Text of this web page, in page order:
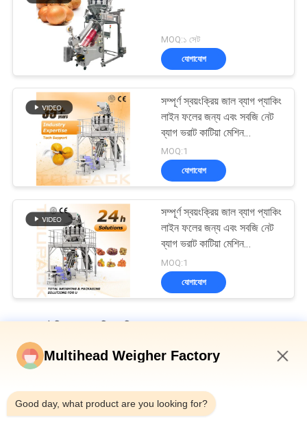
MOQ:১ সেট
যোগাযোগ
সম্পূর্ণ স্বয়ংক্রিয় জাল ব্যাগ প্যাকিং
লাইন ফলের জন্য এবং সবজি নেট
ব্যাগ ভরাট কাটিয়া মেশিন
Mtulihead ওজন সঙ্গে
MOQ:1
যোগাযোগ
সম্পূর্ণ স্বয়ংক্রিয় জাল ব্যাগ প্যাকিং
লাইন ফলের জন্য এবং সবজি নেট
ব্যাগ ভরাট কাটিয়া মেশিন
Mtulihead ওজন সঙ্গে
MOQ:1
যোগাযোগ
ফল এবং উদ্ভিজ্জ প্যাকেজিং মেশিন
স্বয়ংক্রিয় নেট ব্যাগ প্যাকিং মেশিন সোনার মুদ্রার জন্য চকোলেট রসুন জাল ব্যাগ প্যাকিং
লাইন
গোল্ড কয়েন চকলেট মেশ নেট ব্যাগ প্যাকেজিং মেশিন 50BPM স্পিড ক্লিপিং মেশিন
Multihead Weigher Factory
Good day, what product are you looking for?